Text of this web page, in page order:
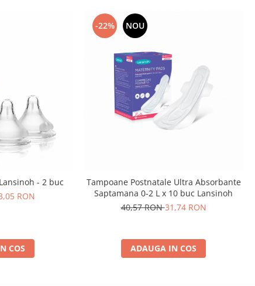
- 2 buc
RON
COS
-22% NOU
Tampoane Postnatale Ultra Absorbante
Saptamana 0-2 L x 10 buc Lansinoh
40,57 RON31,74 RON
ADAUGA IN COS